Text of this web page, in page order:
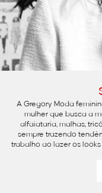
A Gregory Moda
mulher que busca a
alfaiataria, malhas,
sempre trazendo
trabalho ao lazer os